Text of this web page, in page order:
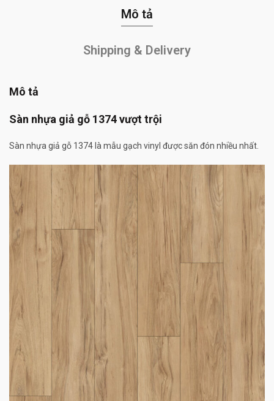
Mô tả
Shipping & Delivery
Mô tả
Sàn nhựa giả gỗ 1374 vượt trội
Sàn nhựa giả gỗ 1374 là mẫu gạch vinyl được săn đón nhiều nhất.